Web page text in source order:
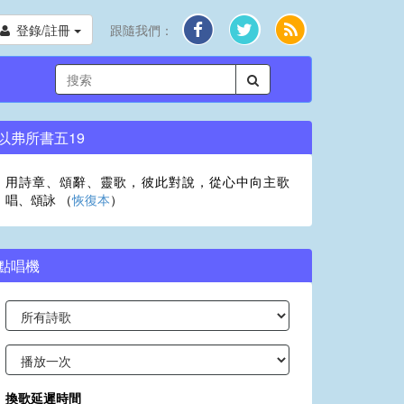
登錄/註冊 跟隨我們：
弗所書五19
用詩章、頌辭、靈歌，彼此對說，從心中向主歌
唱、頌詠 （恢復本）
唱機
換歌延遲時間